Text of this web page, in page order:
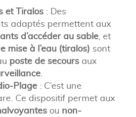
et Tiralos: Des
adaptés permettent aux
d’accéder au sable, et
mise à l’eau (tiralos) sont
poste de secoursaux
.
Plage: C’est une
Ce dispositif permet aux
ou non-